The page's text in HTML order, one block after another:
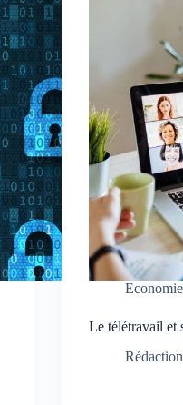
Le télétravail et
Rédaction